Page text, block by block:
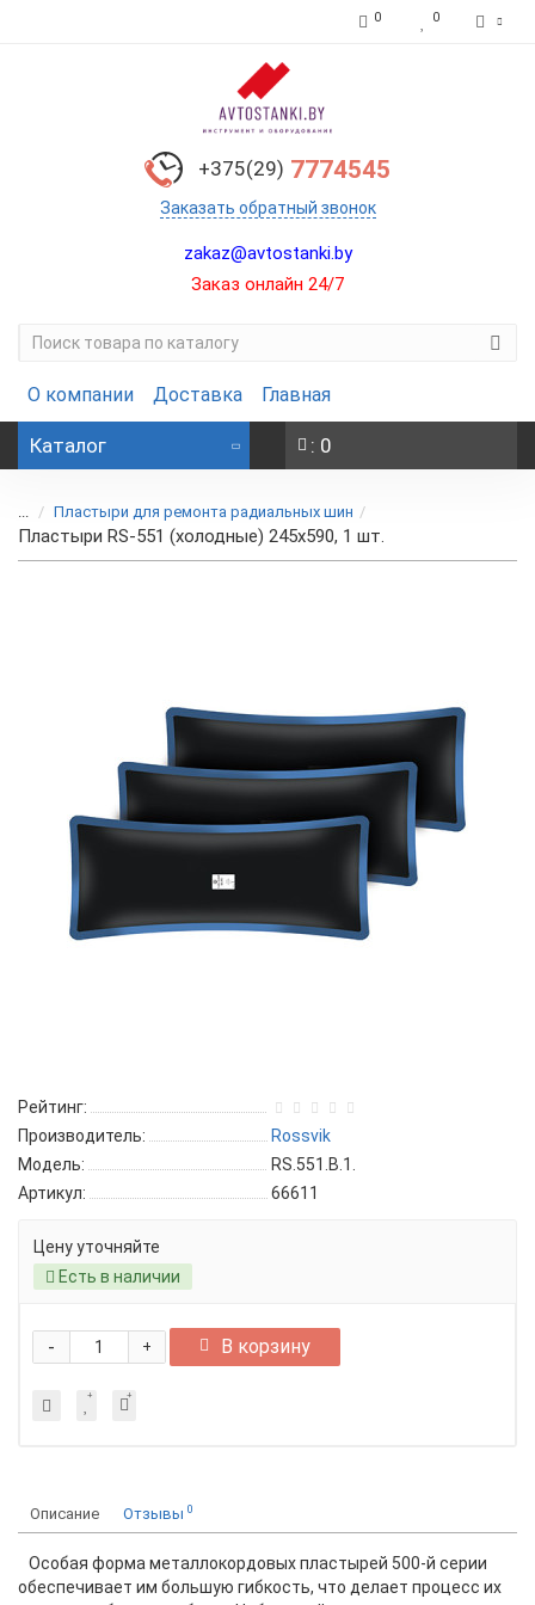
0 0
+375(29) 7774545
Заказать обратный звонок
zakaz@avtostanki.by
Заказ онлайн 24/7
О компании Доставка Главная
Каталог : 0
... Пластыри для ремонта радиальных шин
Пластыри RS-551 (холодные) 245х590, 1 шт.
Рейтинг:
Производитель:
Rossvik
Модель:
RS.551.B.1.
Артикул:
66611
Цену уточняйте
Есть в наличии
+
- В корзину
Описание Отзывы 0
Особая форма металлокордовых пластырей 500-й серии
обеспечивает им большую гибкость, что делает процесс их